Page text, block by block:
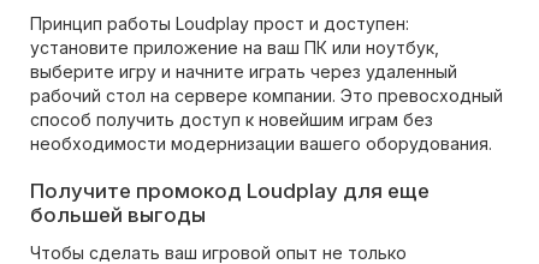
Принцип работы Loudplay прост и доступен:
установите приложение на ваш ПК или ноутбук,
выберите игру и начните играть через удаленный
рабочий стол на сервере компании. Это превосходный
способ получить доступ к новейшим играм без
необходимости модернизации вашего оборудования.
Получите промокод Loudplay для еще
большей выгоды
Чтобы сделать ваш игровой опыт не только